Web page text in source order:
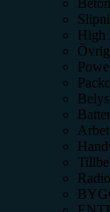
High